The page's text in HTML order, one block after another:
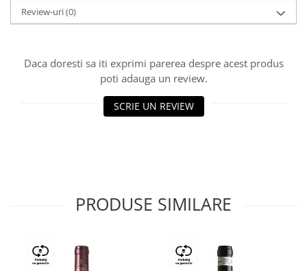
Review-uri(0)
Daca doresti sa iti exprimi parerea despre acest produs
poti adauga un review.
SCRIE UN REVIEW
PRODUSE SIMILARE